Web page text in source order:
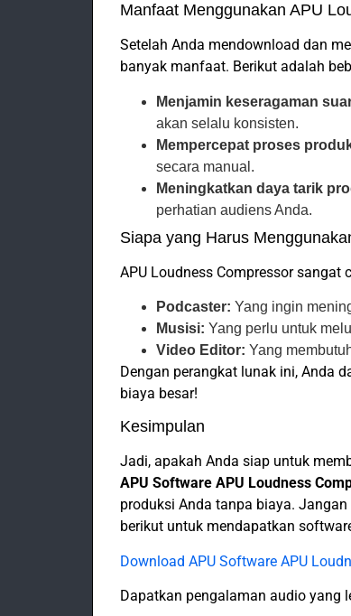
Manfaat Menggunakan APU
Setelah Anda mendownload dan
banyak manfaat. Berikut adalah
Menjamin keseragaman
akan selalu konsisten.
Mempercepat proses
secara manual.
Meningkatkan daya tarik
perhatian audiens Anda.
Siapa yang Harus
APU Loudness Compressor sangat
Podcaster: Yang ingin
Musisi: Yang perlu untuk
Video Editor: Yang
Dengan perangkat lunak ini, Anda
biaya besar!
Kesimpulan
Jadi, apakah Anda siap untuk
APU Software APU Loudness
produksi Anda tanpa biaya.
berikut untuk mendapatkan
Download APU Software APU
Dapatkan pengalaman audio yang